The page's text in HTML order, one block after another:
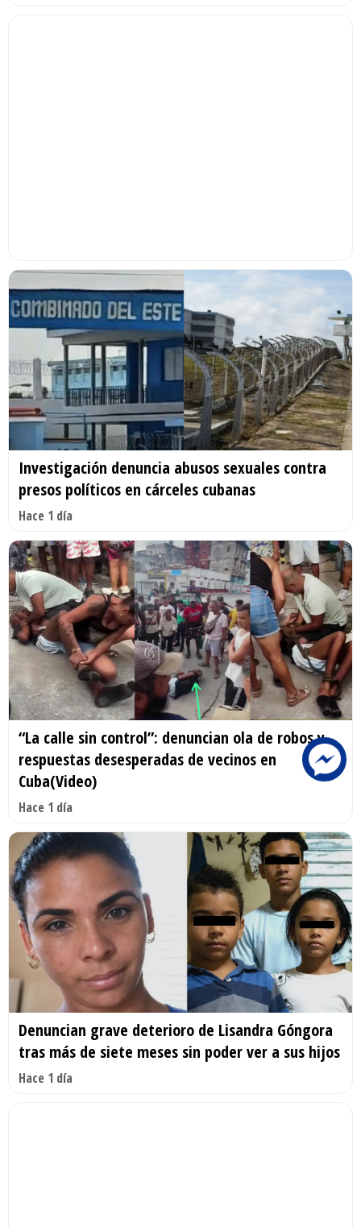
Investigación denuncia abusos sexuales contra
presos políticos en cárceles cubanas
Hace 1 día
“La calle sin control”: denuncian ola de robos y
respuestas desesperadas de vecinos en
Cuba(Video)
Hace 1 día
Denuncian grave deterioro de Lisandra Góngora
tras más de siete meses sin poder ver a sus hijos
Hace 1 día